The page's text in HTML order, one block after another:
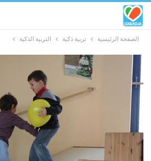
الصفحة الرئيسية تربية ذكية التربية الذكية